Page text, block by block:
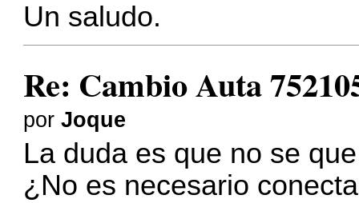
Un saludo.
Re: Cambio Auta
porJoque
La duda es que no se
¿No es necesario